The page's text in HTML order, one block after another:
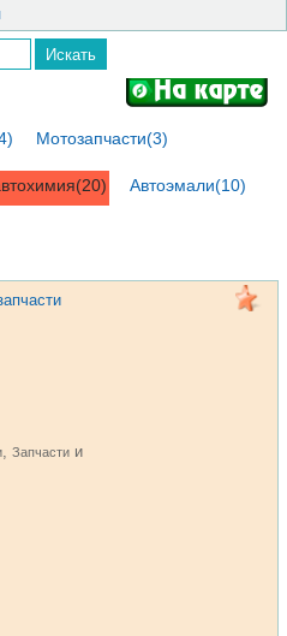
Мотозапчасти(3)
Автоэмали(10)
, Запчасти и